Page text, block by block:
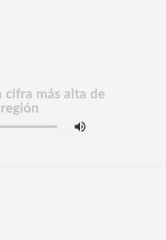
cifra más alta de